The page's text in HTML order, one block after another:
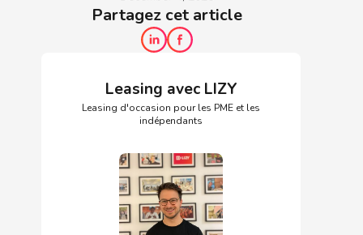
Partagez cet article
Leasing avec LIZY
Leasing d'occasion pour les PME et les
indépendants